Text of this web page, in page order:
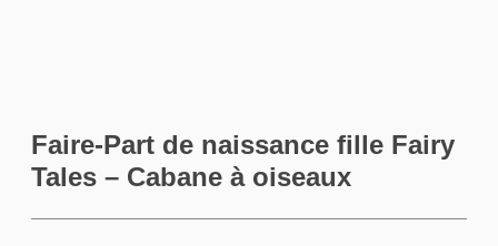
Faire-Part de naissance fille Fairy
Tales – Cabane à oiseaux